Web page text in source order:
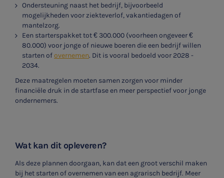
Ondersteuning naast het bedrijf, bijvoorbeeld
mogelijkheden voor ziekteverlof, vakantiedagen of
mantelzorg.
Een starterspakket tot € 300.000 (voorheen ongeveer €
80.000) voor jonge of nieuwe boeren die een bedrijf willen
starten ofovernemen. Dit is vooral bedoeld voor 2028 -
2034.
Deze maatregelen moeten samen zorgen voor minder
financiële druk in de startfase en meer perspectief voor jonge
ondernemers.
Wat kan dit opleveren?
Als deze plannen doorgaan, kan dat een groot verschil maken
bij het starten of overnemen van een agrarisch bedrijf. Meer